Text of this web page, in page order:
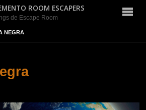
ROOM ESCAPERS
de Escape Room
NEGRA